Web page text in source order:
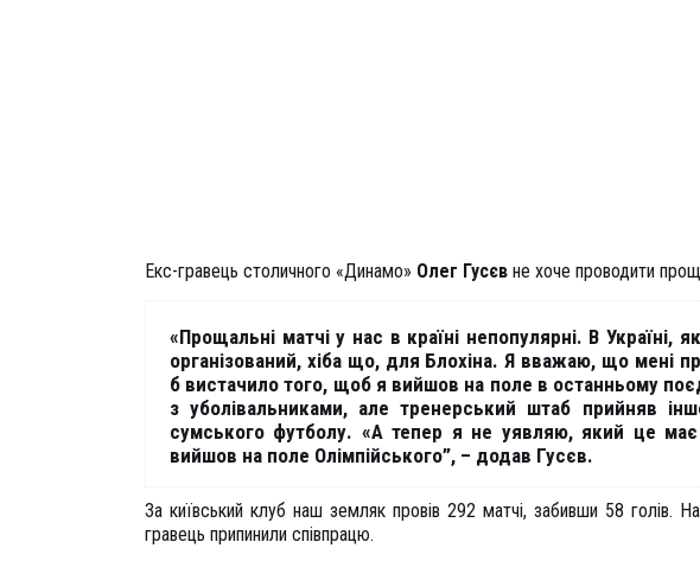
Екс-гравець столичного «Динамо» Олег Гусєв не хоче проводити
«Прощальні матчі у нас в країні непопулярні. В
організований, хіба що, для Блохіна. Я вважаю, що мені
б вистачило того, щоб я вийшов на поле в останньому
з уболівальниками, але тренерський штаб прийняв
сумського футболу. «А тепер я не уявляю, який це
вийшов на поле Олімпійського”, – додав Гусєв.
За київський клуб наш земляк провів 292 матчі, забивши 58 голів.
гравець припинили співпрацю.